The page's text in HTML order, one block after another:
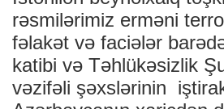
rəsmilərimiz erməni
fəlakət və faciələr
katibi və Təhlükəsizlik
vəzifəli şəxslərinin